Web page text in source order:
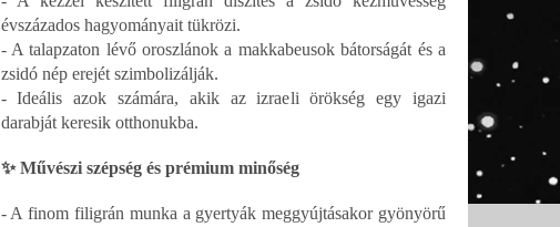
évszázados hagyományait tükrözi.
- A talapzaton lévő oroszlánok a makkabeusok bátorságát és a
zsidó nép erejét szimbolizálják.
- Ideális azok számára, akik az izraeli örökség egy igazi
darabját keresik otthonukba.
✨ Művészi szépség és prémium minőség
- A finom filigrán munka a gyertyák meggyújtásakor gyönyörű